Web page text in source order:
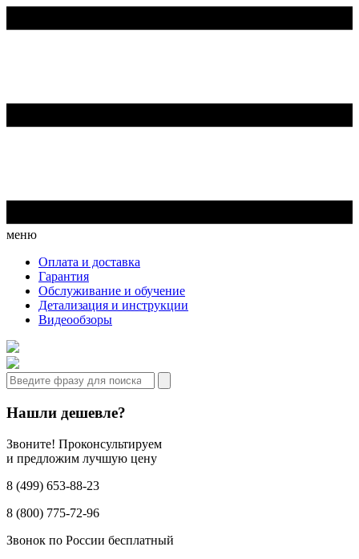
меню
Оплата и доставка
Гарантия
Обслуживание и обучение
Детализация и инструкции
Видеообзоры
Нашли дешевле?
Звоните! Проконсультируем
и предложим лучшую цену
8 (499) 653-88-23
8 (800) 775-72-96
Звонок по России бесплатный